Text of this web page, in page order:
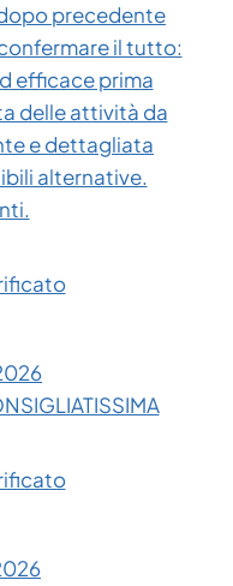
precedente
il tutto:
efficace prima
delle attività da
e dettagliata
alternative.